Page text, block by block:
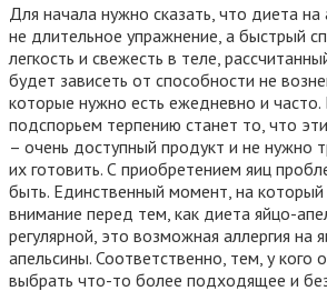
Для начала нужно сказать, что диета на
не длительное упражнение, а быстрый
легкость и свежесть в теле,
будет зависеть от способности не
которые нужно есть ежедневно и
подспорьем терпению станет то, что
– очень доступный продукт и не нужно
их готовить. С приобретением яиц
быть. Единственный момент, на
внимание перед тем, как диета яйцо-
регулярной, это возможная аллергия на
апельсины. Соответственно, тем, у кого
выбрать что-то более подходящее и